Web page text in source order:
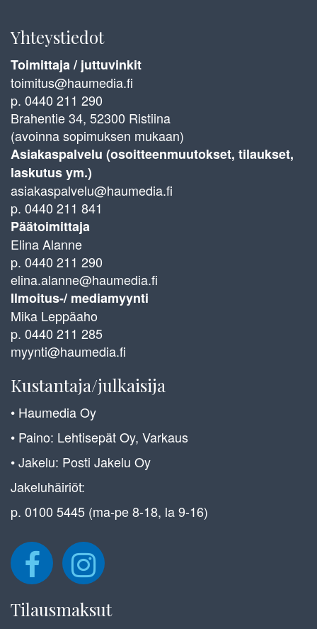
Yhteystiedot
Toimittaja / juttuvinkit
toimitus@haumedia.fi
p. 0440 211 290
Brahentie 34, 52300 Ristiina
(avoinna sopimuksen mukaan)
Asiakaspalvelu (osoitteenmuutokset, tilaukset,
laskutus ym.)
asiakaspalvelu@haumedia.fi
p. 0440 211 841
Päätoimittaja
Elina Alanne
p. 0440 211 290
elina.alanne@haumedia.fi
Ilmoitus-/ mediamyynti
Mika Leppäaho
p. 0440 211 285
myynti@haumedia.fi
Kustantaja/julkaisija
• Haumedia Oy
• Paino: Lehtisepät Oy, Varkaus
• Jakelu: Posti Jakelu Oy
Jakeluhäiriöt:
p. 0100 5445 (ma-pe 8-18, la 9-16)
Tilausmaksut